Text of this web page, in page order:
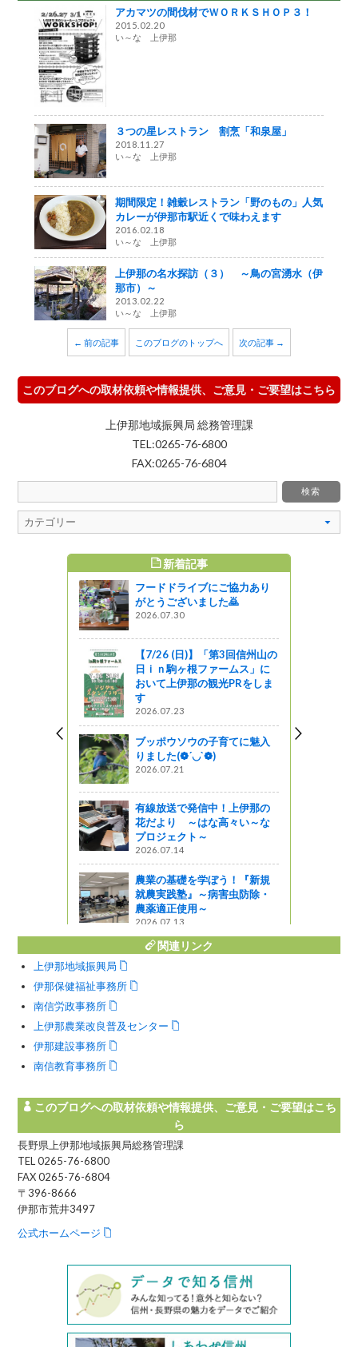
アカマツの間伐材でＷＯＲＫＳＨＯＰ３！
2015.02.20
い～な 上伊那
３つの星レストラン 割烹「和泉屋」
2018.11.27
い～な 上伊那
期間限定！雑穀レストラン「野のもの」人気
カレーが伊那市駅近くで味わえます
2016.02.18
い～な 上伊那
上伊那の名水探訪（３） ～鳥の宮湧水（伊
那市）～
2013.02.22
い～な 上伊那
← 前の記事 このブログのトップへ 次の記事 →
このブログへの取材依頼や情報提供、ご意見・ご要望はこちら
上伊那地域振興局 総務管理課
TEL:0265-76-6800
FAX:0265-76-6804
新着記事
フードドライブにご協力あり
がとうございました🙇
2026.07.30
【7/26 (日)】「第3回信州山の
日ｉｎ駒ヶ根ファームス」に
おいて上伊那の観光PRをしま
す
2026.07.23
ブッポウソウの子育てに魅入
りました(❁´◡`❁)
2026.07.21
有線放送で発信中！上伊那の
花だより ～はな高々い～な
プロジェクト～
2026.07.14
農業の基礎を学ぼう！『新規
就農実践塾』～病害虫防除・
農薬適正使用～
2026.07.13
関連リンク
上伊那地域振興局
伊那保健福祉事務所
南信労政事務所
上伊那農業改良普及センター
伊那建設事務所
南信教育事務所
このブログへの取材依頼や情報提供、ご意見・ご要望はこち
ら
長野県上伊那地域振興局総務管理課
TEL 0265-76-6800
FAX 0265-76-6804
〒396-8666
伊那市荒井3497
公式ホームページ